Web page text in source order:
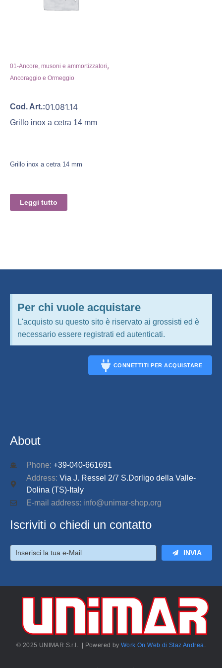
01-Ancore, musoni e ammortizzatori,
Ancoraggio e Ormeggio
Cod. Art.:01.081.14
Grillo inox a cetra 14 mm
Grillo inox a cetra 14 mm
Leggi tutto
Per chi vuole acquistare
L'acquisto su questo sito è riservato ai grossisti ed è
necessario essere registrati ed autenticati.
CONNETTITI PER ACQUISTARE
About
Phone: +39-040-661691
Address: Via J. Ressel 2/7 S.Dorligo della Valle-
Dolina (TS)-Italy
E-mail address: info@unimar-shop.org
Iscriviti o chiedi un contatto
INVIA
© 2025 UNIMAR S.r.l. | Powered byWork On Web di Staz Andrea.